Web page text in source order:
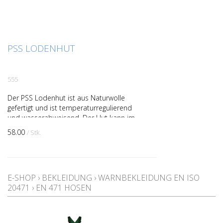
PSS LODENHUT
555
Der PSS Lodenhut ist aus Naturwolle
gefertigt und ist temperaturregulierend
und wasserabweisend. Der Hut kann im
Winter wie im Sommer getragen werden.
58.00 / Stk.
E-SHOP › BEKLEIDUNG ›WARNBEKLEIDUNG EN ISO
20471 › EN 471 HOSEN